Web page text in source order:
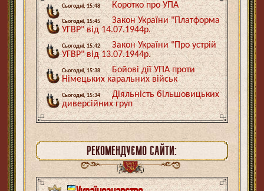
Сьогодні, 15:48 Коротко про УПА
Сьогодні, 15:45
Закон України "Платформа
УГВР" від 14.07.1944р.
Сьогодні, 15:42
Закон України "Про устрій
УГВР" від 13.07.1944р.
Сьогодні, 15:38
Бойові дії УПА проти
Німецьких каральних військ
Сьогодні, 15:34
Діяльність більшовицьких
диверсійних груп
РЕКОМЕНДУЄМО САЙТИ: